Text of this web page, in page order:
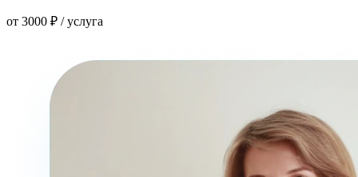
от 3000 ₽ / услуга